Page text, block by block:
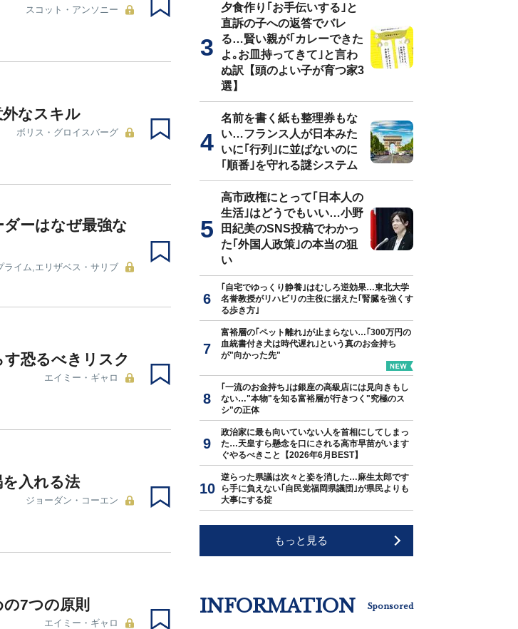
スコット・アンソニー
なスキル
ボリス・グロイスバーグ
ーはなぜ最強な
ライム,エリザベス・サリブ
恐るべきリスク
エイミー・ギャロ
入れる法
ジョーダン・コーエン
7つの原則
エイミー・ギャロ
夕食作り｢お手伝いする｣と
直訴の子への返答でバレ
る…賢い親が｢カレーできた
よ｡お皿持ってきて｣と言わ
ぬ訳【頭のよい子が育つ家3
選】
名前を書く紙も整理券もな
い…フランス人が日本みた
いに｢行列｣に並ばないのに
｢順番｣を守れる謎システム
高市政権にとって｢日本人の
生活｣はどうでもいい…小野
田紀美のSNS投稿でわかっ
た｢外国人政策｣の本当の狙
い
｢自宅でゆっくり静養｣はむしろ逆効果…東北大学
名誉教授がリハビリの主役に据えた｢腎臓を強くす
る歩き方｣
富裕層の｢ペット離れ｣が止まらない…｢300万円の
血統書付き犬は時代遅れ｣という真のお金持ち
が"向かった先"
｢一流のお金持ち｣は銀座の高級店には見向きもし
ない…"本物"を知る富裕層が行きつく"究極のス
シ"の正体
政治家に最も向いていない人を首相にしてしまっ
た…天皇すら懸念を口にされる高市早苗がいます
ぐやるべきこと【2026年6月BEST】
逆らった県議は次々と姿を消した…麻生太郎です
ら手に負えない｢自民党福岡県議団｣が県民よりも
大事にする掟
もっと見る
INFORMATION Sponsored